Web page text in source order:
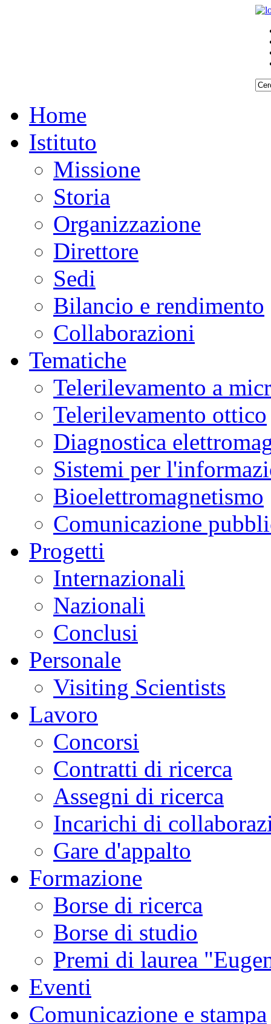
Home
Istituto
Missione
Storia
Organizzazione
Direttore
Sedi
Bilancio e rendimento
Collaborazioni
Tematiche
Telerilevamento a
Telerilevamento ottico
Diagnostica
Sistemi per
Bioelettromagnetismo
Comunicazione
Progetti
Internazionali
Nazionali
Conclusi
Personale
Visiting Scientists
Lavoro
Concorsi
Contratti di ricerca
Assegni di ricerca
Incarichi di
Gare d'appalto
Formazione
Borse di ricerca
Borse di studio
Premi di laurea
Eventi
Comunicazione e stampa